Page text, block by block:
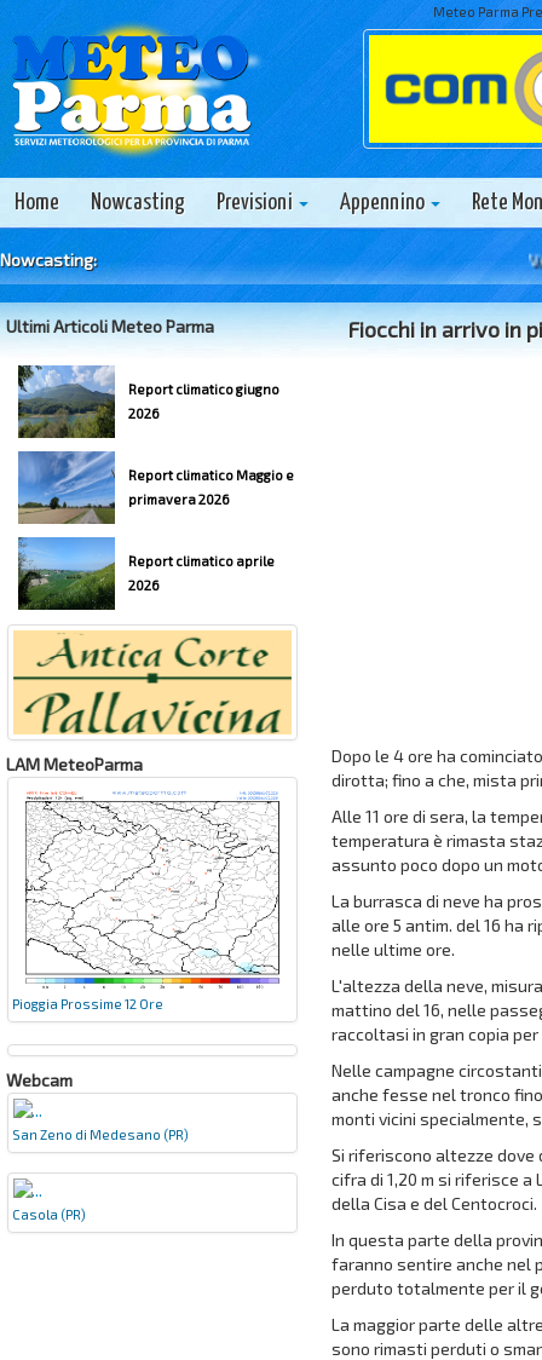
Meteo Parma
Home Nowcasting Previsioni Appennino Rete
Nowcasting:
Ultimi Articoli Meteo Parma
Report climatico giugno
2026
Report climatico Maggio e
primavera 2026
Report climatico aprile
2026
LAM MeteoParma
Pioggia Prossime 12 Ore
Webcam
San Zeno di Medesano (PR)
Casola (PR)
Fiocchi in arrivo in
Dopo le 4 ore ha
dirotta; fino a che, mista
Alle 11 ore di sera, la
temperatura è rimasta
assunto poco dopo un
La burrasca di neve ha
alle ore 5 antim. del 16 ha
nelle ultime ore.
L'altezza della neve,
mattino del 16, nelle
raccoltasi in gran copia
Nelle campagne
anche fesse nel tronco
monti vicini specialmente,
Si riferiscono altezze dove
cifra di 1,20 m si riferisce a
della Cisa e del Centocroci.
In questa parte della
faranno sentire anche nel
perduto totalmente per il
La maggior parte delle
sono rimasti perduti o